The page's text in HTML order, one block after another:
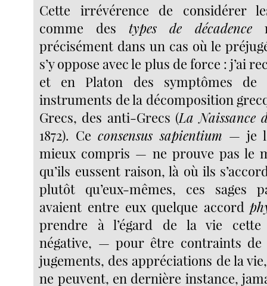
Cette irrévérence de considérer
comme des types de décadence
précisément dans un cas où le
s’y oppose avec le plus de force : j’ai
et en Platon des symptômes de
instruments de la décomposition
Grecs, des anti-Grecs (La Naissance
1872). Ceconsensus sapientium — je
mieux compris — ne prouve pas le
qu’ils eussent raison, là où ils
plutôt qu’eux-mêmes, ces sages
avaient entre eux quelque accord
prendre à l’égard de la vie cette
négative, — pour être contraints de
jugements, des appréciations de la
ne peuvent, en dernière instance,